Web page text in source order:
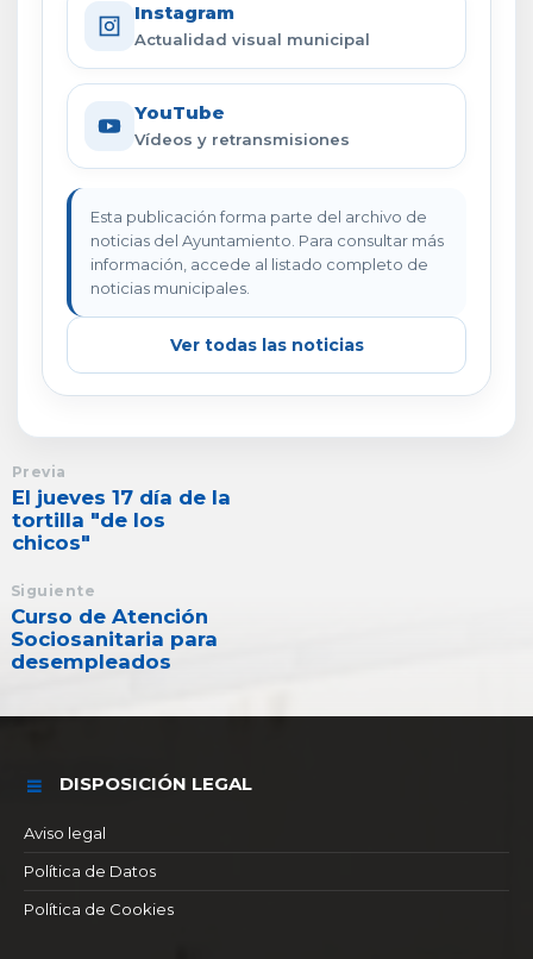
Instagram
Actualidad visual municipal
YouTube
Vídeos y retransmisiones
Esta publicación forma parte del archivo de
noticias del Ayuntamiento. Para consultar más
información, accede al listado completo de
noticias municipales.
Ver todas las noticias
Previa
El jueves 17 día de la
tortilla "de los
chicos"
Siguiente
Curso de Atención
Sociosanitaria para
desempleados
DISPOSICIÓN LEGAL
Aviso legal
Política de Datos
Política de Cookies